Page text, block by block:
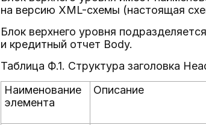
на версию XML-схемы (настоящая
Блок верхнего уровня
и кредитный отчет Body.
Таблица Ф.1. Структура заголовка
Наименование
элемента
Описание